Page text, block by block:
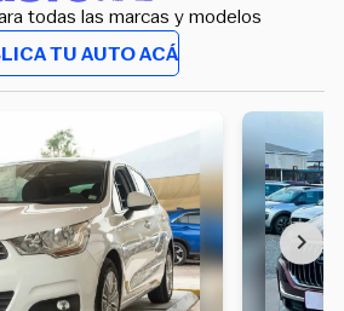
todas las marcas y modelos
TU AUTO ACÁ